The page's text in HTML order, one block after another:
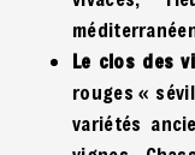
Le clos des
rouges «
variétés